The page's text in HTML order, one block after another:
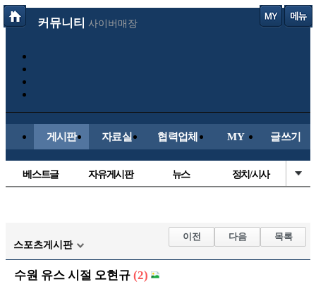
커뮤니티 사이버매장
게시판 자료실 협력업체 MY 글쓰기
베스트글 자유게시판 뉴스 정치/시사
해외축구
국내축구
스포츠게시판
이전 다음 목록
수원 유스 시절 오현규 (2)